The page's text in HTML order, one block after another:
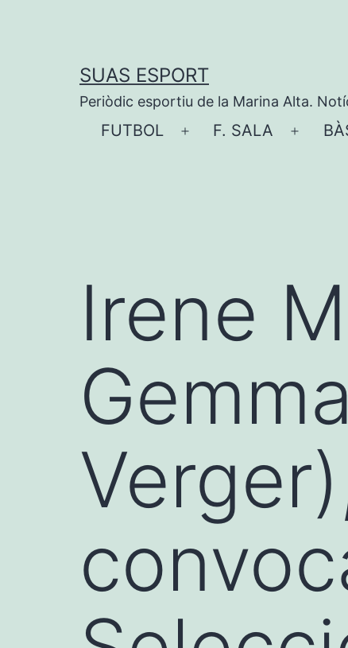
SUAS ESPORT
Periòdic esportiu de la Marina Alta.
FUTBOL
Obre
F. SALA
Obre
Irene